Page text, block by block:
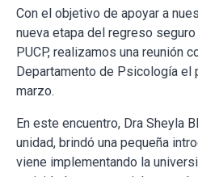
Con el objetivo de apoyar a
nueva etapa del regreso
PUCP, realizamos una reunión
Departamento de Psicología el
marzo.
En este encuentro, Dra Sheyla
unidad, brindó una pequeña
viene implementando la